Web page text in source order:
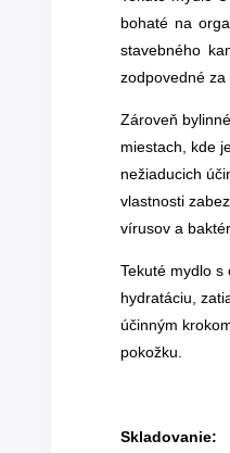
bohaté na
stavebného
zodpovedné za
Zároveň
miestach, kde
nežiaducich
vlastnosti
vírusov a
Tekuté mydlo
hydratáciu,
účinným
pokožku.
Skladovanie: